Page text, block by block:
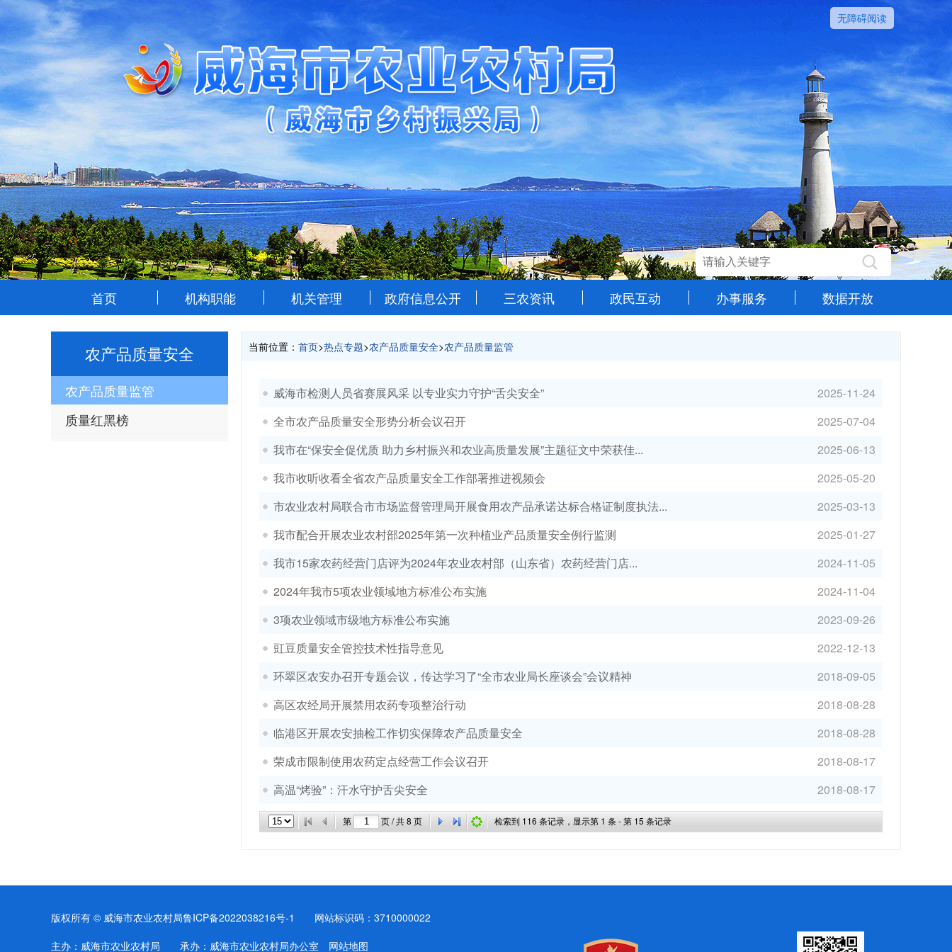
无障碍阅读
首页 机构职能 机关管理 政府信息公开 三农资讯 政民互动 办事服务 数据开放
农产品质量安全
农产品质量监管
质量红黑榜
当前位置： 首页>热点专题>农产品质量安全>农产品质量监管
2025-11-24
威海市检测人员省赛展风采 以专业实力守护“舌尖安全”
2025-07-04
全市农产品质量安全形势分析会议召开
2025-06-13
我市在“保安全促优质 助力乡村振兴和农业高质量发展”主题征文中荣获佳...
2025-05-20
我市收听收看全省农产品质量安全工作部署推进视频会
2025-03-13
市农业农村局联合市市场监督管理局开展食用农产品承诺达标合格证制度执法...
2025-01-27
我市配合开展农业农村部2025年第一次种植业产品质量安全例行监测
2024-11-05
我市15家农药经营门店评为2024年农业农村部（山东省）农药经营门店...
2024-11-04
2024年我市5项农业领域地方标准公布实施
2023-09-26
3项农业领域市级地方标准公布实施
2022-12-13
豇豆质量安全管控技术性指导意见
2018-09-05
环翠区农安办召开专题会议，传达学习了“全市农业局长座谈会”会议精神
2018-08-28
高区农经局开展禁用农药专项整治行动
2018-08-28
临港区开展农安抽检工作切实保障农产品质量安全
2018-08-17
荣成市限制使用农药定点经营工作会议召开
2018-08-17
高温“烤验”：汗水守护舌尖安全
第 页 / 共8页 检索到 116条记录，显示第 1 条 - 第 15条记录
版权所有 © 威海市农业农村局鲁ICP备2022038216号-1
网站标识码：3710000022
主办：威海市农业农村局 承办：威海市农业农村局办公室 网站地图